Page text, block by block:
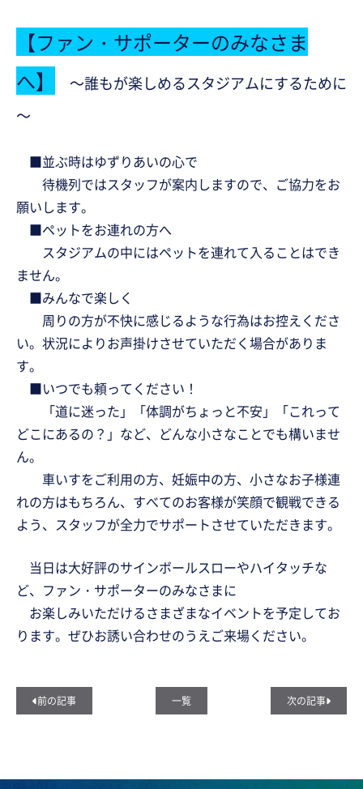
【ファン・サポーターのみなさま
へ】
～誰もが楽しめるスタジアムにするために
～
■並ぶ時はゆずりあいの心で
待機列ではスタッフが案内しますので、ご協力をお
願いします。
■ペットをお連れの方へ
スタジアムの中にはペットを連れて入ることはでき
ません。
■みんなで楽しく
周りの方が不快に感じるような行為はお控えくださ
い。状況によりお声掛けさせていただく場合がありま
す。
■いつでも頼ってください！
「道に迷った」「体調がちょっと不安」「これって
どこにあるの？」など、どんな小さなことでも構いませ
ん。
車いすをご利用の方、妊娠中の方、小さなお子様連
れの方はもちろん、すべてのお客様が笑顔で観戦できる
よう、スタッフが全力でサポートさせていただきます。
当日は大好評のサインボールスローやハイタッチな
ど、ファン・サポーターのみなさまに
お楽しみいただけるさまざまなイベントを予定してお
ります。ぜひお誘い合わせのうえご来場ください。
前の記事 一覧 次の記事